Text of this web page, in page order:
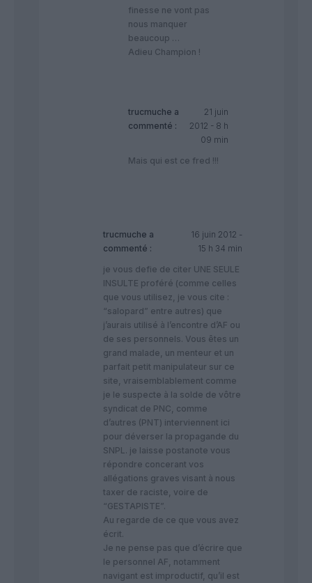
finesse ne vont pas
nous manquer
beaucoup …
Adieu Champion !
trucmuche a
commenté :
21 juin
2012 - 8 h
09 min
Mais qui est ce fred !!!
trucmuche a
commenté :
16 juin 2012 -
15 h 34 min
je vous defie de citer UNE SEULE
INSULTE proféré (comme celles
que vous utilisez, je vous cite :
“salopard” entre autres) que
j’aurais utilisé à l’encontre d’AF ou
de ses personnels. Vous êtes un
grand malade, un menteur et un
parfait petit manipulateur sur ce
site, vraisemblablement comme
je le suspecte à la solde de vôtre
syndicat de PNC, comme
d’autres (PNT) interviennent ici
pour déverser la propagande du
SNPL. je laisse postanote vous
répondre concerant vos
allégations graves visant à nous
taxer de raciste, voire de
“GESTAPISTE”.
Au regarde de ce que vous avez
écrit.
Je ne pense pas que d’écrire que
le personnel AF, notamment
navigant est improductif, qu’il est